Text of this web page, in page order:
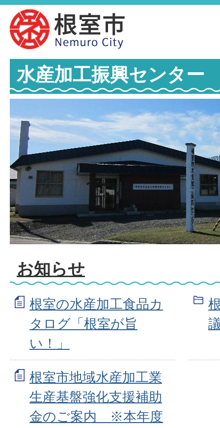
水産加工振興センター
お知らせ
根室の水産加工食品カ
タログ「根室が旨
い！」
根室市地域水産加工業
生産基盤強化支援補助
金のご案内 ※本年度